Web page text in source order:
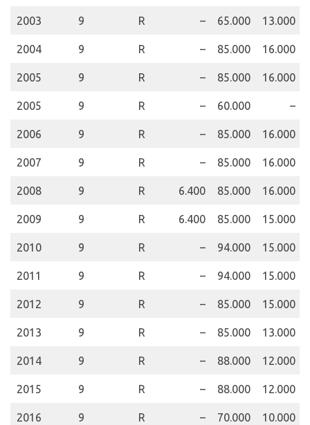
2003 9 R – 65.000 13.000
2004 9 R – 85.000 16.000
2005 9 R – 85.000 16.000
2005 9 R – 60.000 –
2006 9 R – 85.000 16.000
2007 9 R – 85.000 16.000
2008 9 R 6.400 85.000 16.000
2009 9 R 6.400 85.000 15.000
2010 9 R – 94.000 15.000
2011 9 R – 94.000 15.000
2012 9 R – 85.000 15.000
2013 9 R – 85.000 13.000
2014 9 R – 88.000 12.000
2015 9 R – 88.000 12.000
2016 9 R – 70.000 10.000